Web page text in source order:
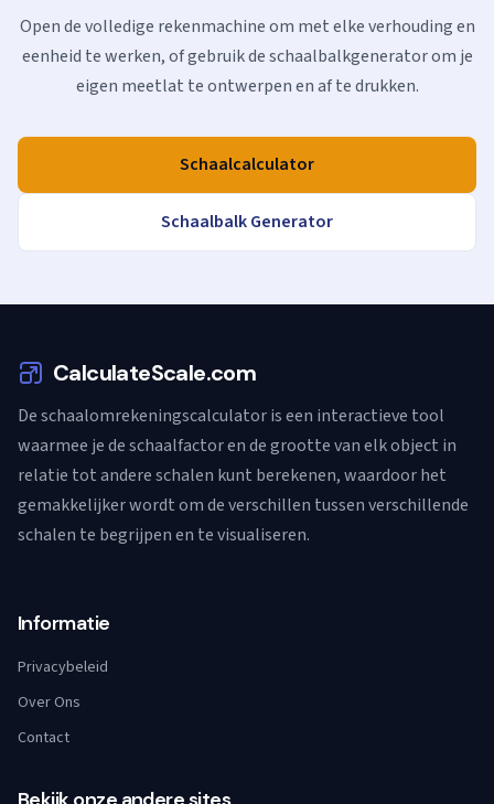
Open de volledige rekenmachine om met elke verhouding en
eenheid te werken, of gebruik de schaalbalkgenerator om je
eigen meetlat te ontwerpen en af te drukken.
Schaalcalculator
Schaalbalk Generator
CalculateScale.com
De schaalomrekeningscalculator is een interactieve tool
waarmee je de schaalfactor en de grootte van elk object in
relatie tot andere schalen kunt berekenen, waardoor het
gemakkelijker wordt om de verschillen tussen verschillende
schalen te begrijpen en te visualiseren.
Informatie
Privacybeleid
Over Ons
Contact